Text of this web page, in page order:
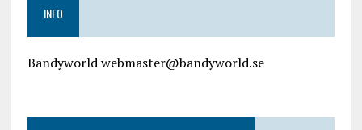
INFO
Bandyworld webmaster@bandyworld.se